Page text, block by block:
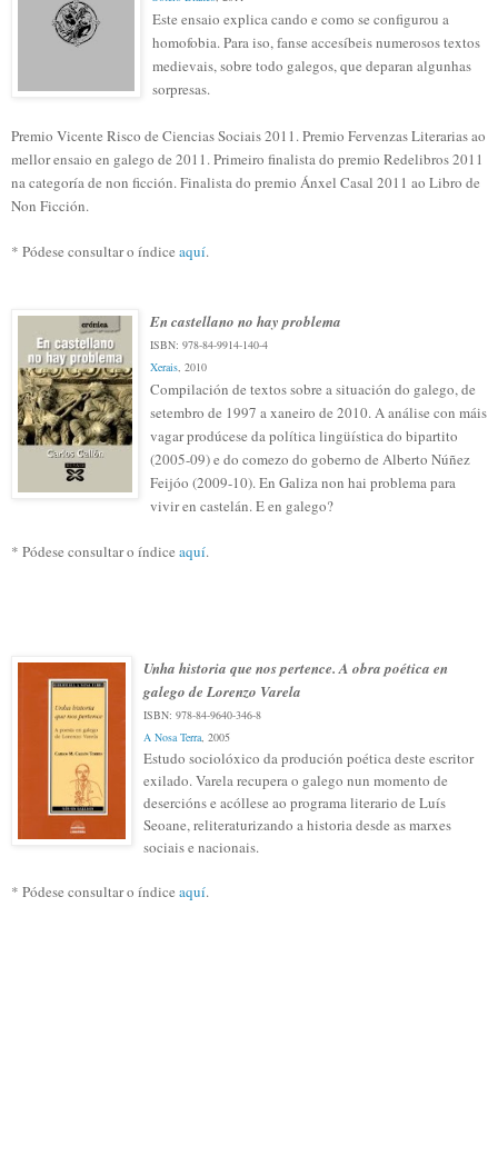
Este ensaio explica cando e como se configurou a
homofobia. Para iso, fanse accesíbeis numerosos textos
medievais, sobre todo galegos, que deparan algunhas
sorpresas.
Premio Vicente Risco de Ciencias Sociais 2011. Premio Fervenzas Literarias ao
mellor ensaio en galego de 2011. Primeiro finalista do premio Redelibros 2011
na categoría de non ficción. Finalista do premio Ánxel Casal 2011 ao Libro de
Non Ficción.
* Pódese consultar o índice aquí.
En castellano no hay problema
ISBN: 978-84-9914-140-4
Xerais , 2010
Compilación de textos sobre a situación do galego, de
setembro de 1997 a xaneiro de 2010. A análise con máis
vagar prodúcese da política lingüística do bipartito
(2005-09) e do comezo do goberno de Alberto Núñez
Feijóo (2009-10). En Galiza non hai problema para
vivir en castelán. E en galego?
* Pódese consultar o índice aquí.
Unha historia que nos pertence. A obra poética en
galego de Lorenzo Varela
ISBN: 978-84-9640-346-8
A Nosa Terra , 2005
Estudo sociolóxico da produción poética deste escritor
exilado. Varela recupera o galego nun momento de
desercións e acóllese ao programa literario de Luís
Seoane, reliteraturizando a historia desde as marxes
sociais e nacionais.
* Pódese consultar o índice aquí.